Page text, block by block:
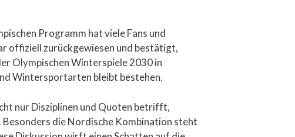
Programm hat viele Fans und
offiziell zurückgewiesen und bestätigt,
Olympischen Winterspiele 2030 in
Wintersportarten bleibt bestehen.
nur Disziplinen und Quoten betrifft,
die Nordische Kombination steht